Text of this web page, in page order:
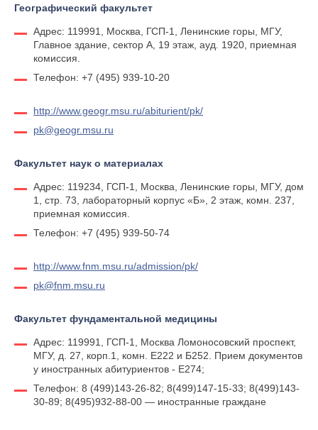
Географический факультет
Адрес: 119991, Москва, ГСП-1, Ленинские горы, МГУ,
Главное здание, сектор А, 19 этаж, ауд. 1920, приемная
комиссия.
Телефон: +7 (495) 939-10-20
http://www.geogr.msu.ru/abiturient/pk/
pk@geogr.msu.ru
Факультет наук о материалах
Адрес: 119234, ГСП-1, Москва, Ленинские горы, МГУ, дом
1, стр. 73, лабораторный корпус «Б», 2 этаж, комн. 237,
приемная комиссия.
Телефон: +7 (495) 939-50-74
http://www.fnm.msu.ru/admission/pk/
pk@fnm.msu.ru
Факультет фундаментальной медицины
Адрес: 119991, ГСП-1, Москва Ломоносовский проспект,
МГУ, д. 27, корп.1, комн. Е222 и Б252. Прием документов
у иностранных абитуриентов - Е274;
Телефон: 8 (499)143-26-82; 8(499)147-15-33; 8(499)143-
30-89; 8(495)932-88-00 — иностранные граждане